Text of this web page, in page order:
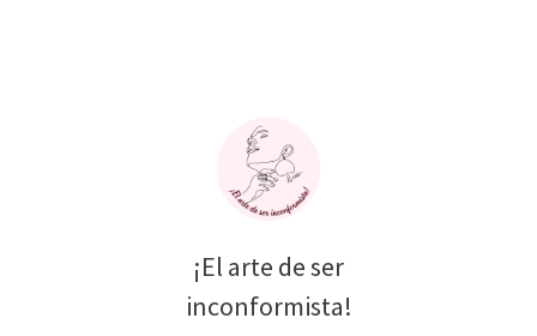
¡El arte de ser
inconformista!